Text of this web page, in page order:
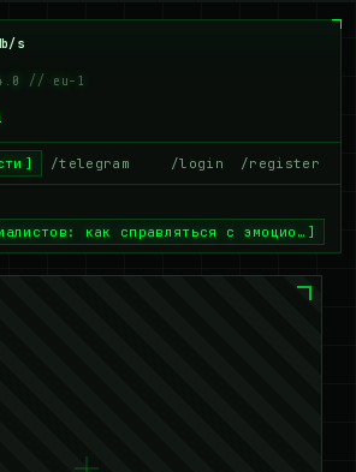
s
// eu-1
/telegram /login /register
как справляться с эмоцио…